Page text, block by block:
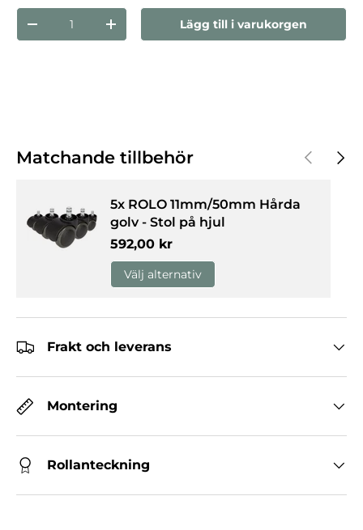
nummer
Minska mängdenÖka kvantitetenLägg till i varukorgen
Matchande tillbehör Nästa
5x ROLO 11mm/50mm Hårda
golv - Stol på hjul
Normalpris
592,00 kr
Välj alternativ
Frakt och leverans
Montering
Rollanteckning